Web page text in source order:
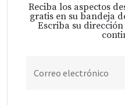
Reciba los aspectos
gratis en su bandeja
Escriba su
Correo electrónico